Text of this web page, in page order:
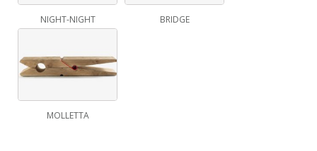
NIGHT-NIGHT BRIDGE
MOLLETTA